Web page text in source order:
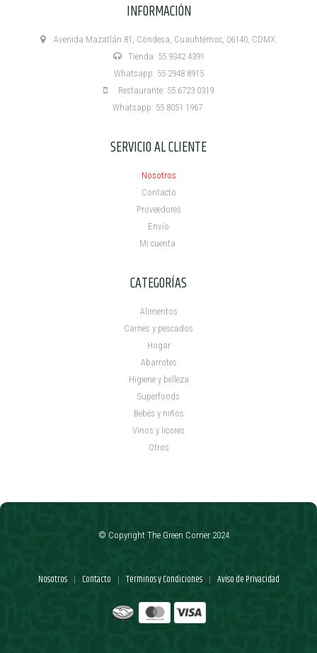
INFORMACIÓN
Avenida Mazatlán 81, Condesa, Cuauhtémoc, 06140, CDMX.
Tienda: 55 9342 4391
Whatsapp: 55 2948 8915
Restaurante: 55 6723 0319
Whatsapp: 55 8051 1967
SERVICIO AL CLIENTE
Nosotros
Contacto
Proveedores
Envío
Mi cuenta ​
CATEGORÍAS
Alimentos
Carnes y pescados
Hogar
Abarrotes
Higiene y belleza
Superfoods
Bebés y niños
Vinos y licores
Otros
Nosotros | Contacto | Términos y Condiciones | Aviso de Privacidad
© Copyright The Green Corner 2024